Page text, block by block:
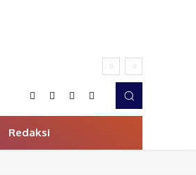
Redaksi